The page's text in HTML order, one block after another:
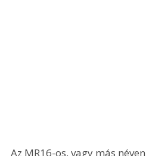
Az MR16-os, vagy más